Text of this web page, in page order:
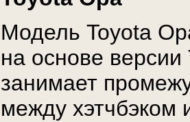
Модель Toyota
на основе
занимает
между хэтчбэком